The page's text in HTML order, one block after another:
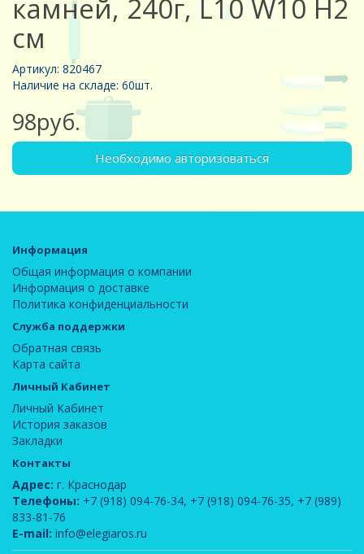
камней, 240г, L10 W10 H2
см
Артикул: 820467
Наличие на складе: 60шт.
98руб.
Необходимо авторизоваться
Информация
Общая информация о компании
Информация о доставке
Политика конфиденциальности
Служба поддержки
Обратная связь
Карта сайта
Личный Кабинет
Личный Кабинет
История заказов
Закладки
Контакты
Адрес: г. Краснодар
Телефоны: +7 (918) 094-76-34, +7 (918) 094-76-35, +7 (989)
833-81-76
E-mail: info@elegiaros.ru